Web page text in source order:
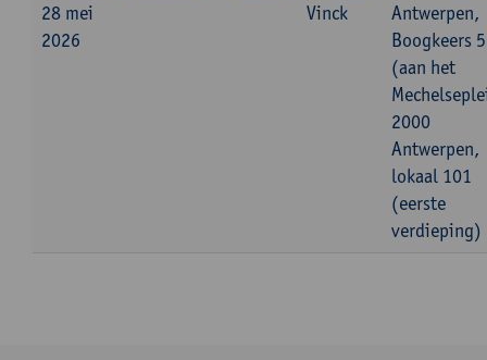
28 mei
2026
Vinck
Antwerpen,
Boogkeers 5
(aan het
2000
Antwerpen,
lokaal 101
(eerste
verdieping)